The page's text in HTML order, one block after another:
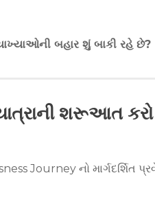
બહાર શું બાકી રહે છે?
શરૂઆત કરો
Journey નો માર્ગદર્શિત